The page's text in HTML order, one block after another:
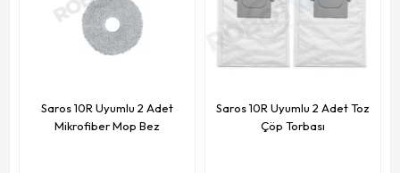
Saros 10R Uyumlu 2 Adet
Mikrofiber Mop Bez
Saros 10R Uyumlu 2 Adet Toz
Çöp Torbası